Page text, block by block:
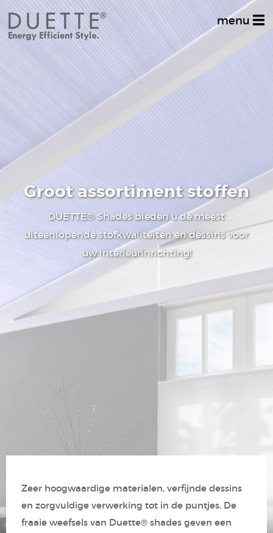
menu
Groot assortiment stoffen
DUETTE® Shadesbieden u de meest
uiteenlopende stofkwaliteiten en dessins voor
uw interieurinrichting!
Zeer hoogwaardige materialen, verfijnde dessins
en zorgvuldige verwerking tot in de puntjes. De
fraaie weefsels van Duette® shades geven een
Decoratief
Multifunctioneel
Techniek
Veiligheid
Contact